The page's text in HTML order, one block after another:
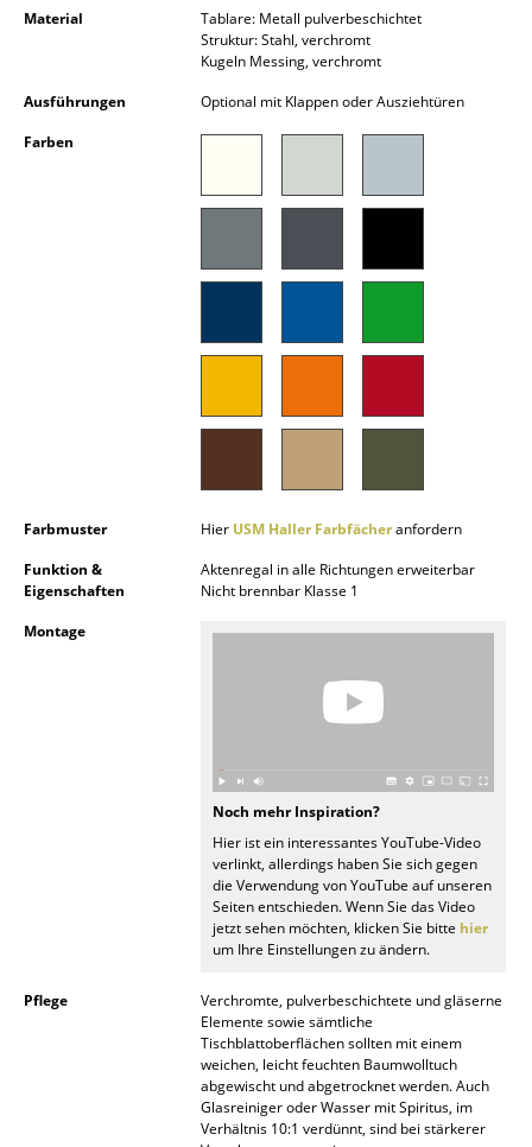
Accessoires
Spiegel
Aufbewahrungsboxen
Vorhänge
... alle Accessoires
Material
Tablare: Metall pulverbeschichtet
Struktur: Stahl, verchromt
Kugeln Messing, verchromt
Ausführungen
Optional mit Klappen oder Ausziehtüren
Farben
Farbmuster Hier USM Haller Farbfächeranfordern
Funktion &
Eigenschaften
Aktenregal in alle Richtungen erweiterbar
Nicht brennbar Klasse 1
Montage
Noch mehr Inspiration?
Hier ist ein interessantes YouTube-Video
verlinkt, allerdings haben Sie sich gegen
die Verwendung von YouTube auf unseren
Seiten entschieden. Wenn Sie das Video
jetzt sehen möchten, klicken Sie bitte hier
um Ihre Einstellungen zu ändern.
Pflege
Verchromte, pulverbeschichtete und gläserne
Elemente sowie sämtliche
Tischblattoberflächen sollten mit einem
weichen, leicht feuchten Baumwolltuch
abgewischt und abgetrocknet werden. Auch
Glasreiniger oder Wasser mit Spiritus, im
Verhältnis 10:1 verdünnt, sind bei stärkerer